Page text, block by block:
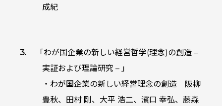
成紀
「わが国企業の新しい経営哲学(理念)の創造 –
実証および理論研究 – 」
・わが国企業の新しい経営理念の創造 阪柳
豊秋、田村 剛、大平 浩二、濱口 幸弘、藤森